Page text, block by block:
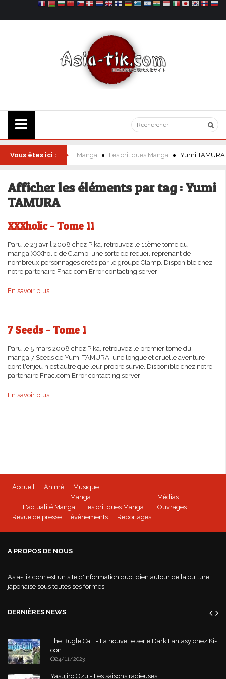
Vous êtes ici : Manga Les critiques Manga Yumi TAMURA
Afficher les éléments par tag : Yumi
TAMURA
XXXholic - Tome 11
Paru le 23 avril 2008 chez Pika, retrouvez le 11ème tome du
manga XXXholic de Clamp, une sorte de recueil reprenant de
nombreux personnages créés par le groupe Clamp. Disponible chez
notre partenaire Fnac.com Error contacting server
En savoir plus...
7 Seeds - Tome 1
Paru le 5 mars 2008 chez Pika, retrouvez le premier tome du
manga 7 Seeds de Yumi TAMURA, une longue et cruelle aventure
dont l'enjeu n'est autre que leur propre survie. Disponible chez notre
partenaire Fnac.com Error contacting server
En savoir plus...
Accueil Animé
Musique
Manga
L'actualité Manga
Les critiques Manga
Médias
Ouvrages
Revue de presse
évènements Reportages
A PROPOS DE NOUS
Asia-Tik.com est un site d'information quotidien autour de la culture
japonaise sous toutes ses formes.
DERNIÈRES NEWS
The Bugle Call - La nouvelle serie Dark Fantasy chez Ki-
oon
24/11/2023
Yasujiro Ozu - Les saisons radieuses